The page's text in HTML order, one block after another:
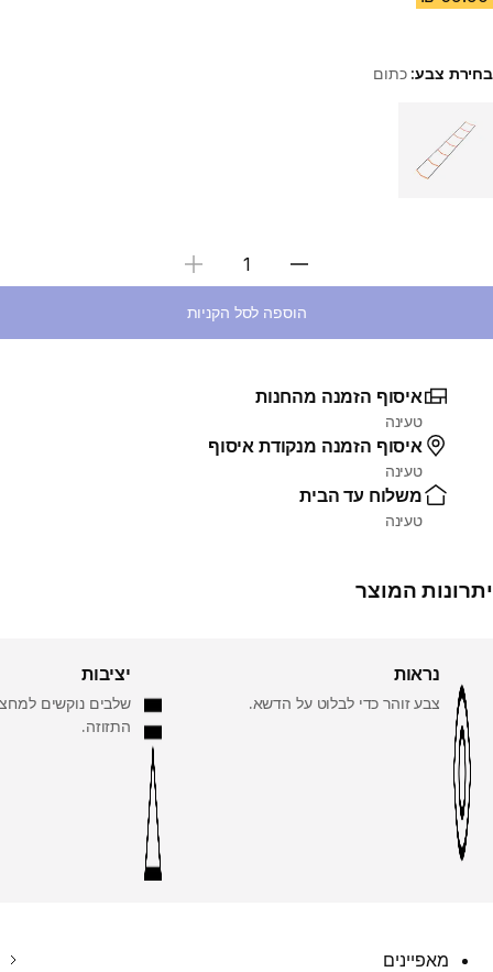
בחירת צבע:כתום
בחירת כמות
הוספה לסל הקניות
איסוף הזמנה מהחנות
טעינה
איסוף הזמנה מנקודת איסוף
טעינה
משלוח עד הבית
טעינה
יתרונות המוצר
נראות
צבע זוהר כדי לבלוט על הדשא.
יציבות
שלבים נוקשים
התזוזה.
מאפיינים